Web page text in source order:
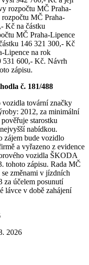
rozpočtu MČ Praha-
MČ Praha-
Kč na částku
MČ Praha-Lipence
146 321 300,- Kč
Lipence na rok
531 600,- Kč. Návrh
zápisu.
č. 181/488
vozidla tovární značky
2012, za minimální
starostku
nabídkou.
zájem bude vozidlo
a vyřazeno z evidence
vozidla ŠKODA
tohoto zápisu. Rada MČ
změnami v jízdních
za účelem posunutí
lávce v době zahájení
2026